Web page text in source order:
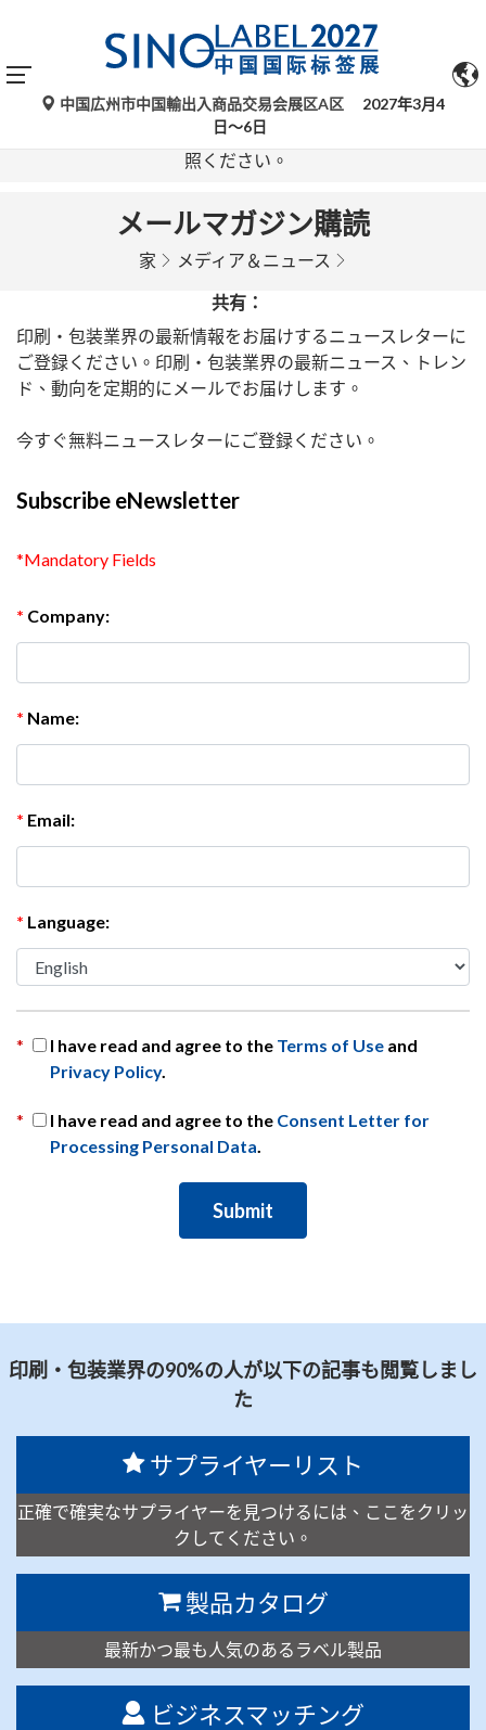
Google翻訳による自動翻訳は参考情報であり、不正確な
場合があります。ご不明な点がある場合は、原文をご参
照ください。
中国広州市中国輸出入商品交易会展区A区
2027年3月4
日～6日
メールマガジン購読
家 メディア＆ニュース
共有：
印刷・包装業界の最新情報をお届けするニュースレターに
ご登録ください。印刷・包装業界の最新ニュース、トレン
ド、動向を定期的にメールでお届けします。
今すぐ無料ニュースレターにご登録ください。
Subscribe eNewsletter
*Mandatory Fields
* Company:
* Name:
* Email:
* Language:
* I have read and agree to the Terms of Use and
Privacy Policy.
* I have read and agree to the Consent Letter for
Processing Personal Data.
印刷・包装業界の90%の人が以下の記事も閲覧しまし
た
サプライヤーリスト
正確で確実なサプライヤーを見つけるには、ここをクリッ
クしてください。
製品カタログ
最新かつ最も人気のあるラベル製品
ビジネスマッチング